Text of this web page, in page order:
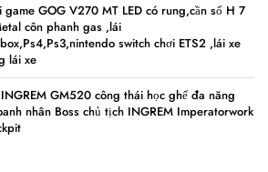
game GOG V270 MT LED có rung,cần số H 7
côn phanh gas ,lái
switch chơi ETS2 ,lái xe
lái xe
GM520 công thái học ghế đa năng
nhân Boss chủ tịch INGREM Imperatorwork